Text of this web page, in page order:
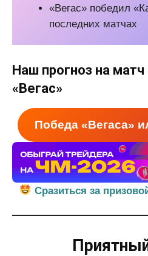
«Вегас» победил
последних матчах
Наш прогноз на матч
«Вегас»
Победа «Вегаса»
Сразиться за